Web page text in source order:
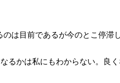
は目前であるが今のとこ停滞し
るかは私にもわからない。良